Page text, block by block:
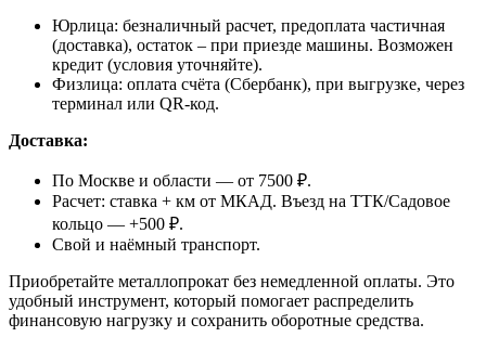
Юрлица: безналичный расчет, предоплата частичная
(доставка), остаток – при приезде машины. Возможен
кредит (условия уточняйте).
Физлица: оплата счёта (Сбербанк), при выгрузке, через
терминал или QR-код.
Доставка:
По Москве и области — от 7500 ₽.
Расчет: ставка + км от МКАД. Въезд на ТТК/Садовое
кольцо — +500 ₽.
Свой и наёмный транспорт.
Приобретайте металлопрокат без немедленной оплаты. Это
удобный инструмент, который помогает распределить
финансовую нагрузку и сохранить оборотные средства.